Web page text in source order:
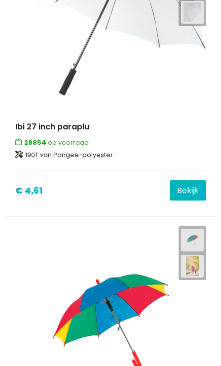
Ibi 27 inch paraplu
28854 op voorraad
190T van Pongee-polyester
€ 4,61 Bekijk